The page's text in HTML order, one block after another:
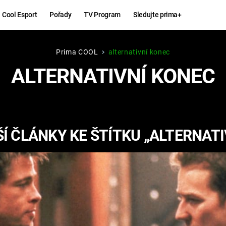
Cool Esport Pořady TV Program Sledujte prima+
Hry
KINGDOM
COME:
DELIVERANCE
ESPORT
Zábava
CHUCK
NORRIS
Prima COOL alternativní konec
ALTERNATIVNÍ KONEC
ČLÁNKY KE ŠTÍTKU